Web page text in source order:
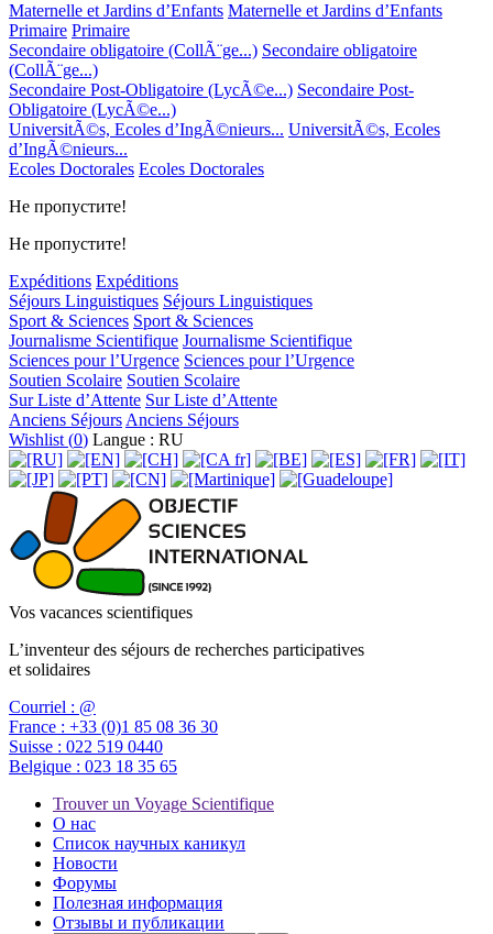
Maternelle et Jardins d’Enfants Maternelle et Jardins d’Enfants
Primaire Primaire
Secondaire obligatoire (CollÃ¨ge...) Secondaire obligatoire
(CollÃ¨ge...)
Secondaire Post-Obligatoire (LycÃ©e...) Secondaire Post-
Obligatoire (LycÃ©e...)
UniversitÃ©s, Ecoles d’IngÃ©nieurs... UniversitÃ©s, Ecoles
d’IngÃ©nieurs...
Ecoles Doctorales Ecoles Doctorales
Не пропустите!
Не пропустите!
Expéditions Expéditions
Séjours Linguistiques Séjours Linguistiques
Sport & Sciences Sport & Sciences
Journalisme Scientifique Journalisme Scientifique
Sciences pour l’Urgence Sciences pour l’Urgence
Soutien Scolaire Soutien Scolaire
Sur Liste d’Attente Sur Liste d’Attente
Anciens SéjoursAnciens Séjours
Wishlist (0) Langue : RU
Vos vacances scientifiques
L’inventeur des séjours de recherches participatives
et solidaires
Courriel : @
France : +33 (0)1 85 08 36 30
Suisse : 022 519 0440
Belgique : 023 18 35 65
Trouver un Voyage Scientifique
О нас
Список научных каникул
Новости
Форумы
Полезная информация
Отзывы и публикации